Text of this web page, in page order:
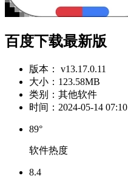
百度下载最新版
版本：
v13.17.0.11
大小： 123.58MB
类别： 其他软件
时间： 2024-05-14 07:10
89°
软件热度
8.4